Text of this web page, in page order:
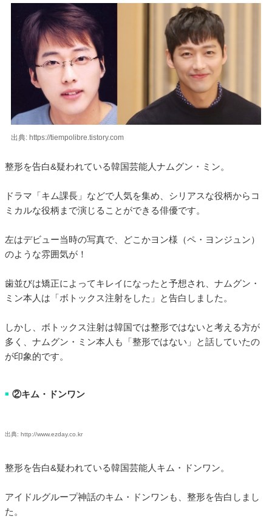
出典: https://tiempolibre.tistory.com
整形を告白&疑われている韓国芸能人ナムグン・ミン。
ドラマ「キム課長」などで人気を集め、シリアスな役柄からコ
ミカルな役柄まで演じることができる俳優です。
左はデビュー当時の写真で、どこかヨン様（ペ・ヨンジュン）
のような雰囲気が！
歯並びは矯正によってキレイになったと予想され、ナムグン・
ミン本人は「ボトックス注射をした」と告白しました。
しかし、ボトックス注射は韓国では整形ではないと考える方が
多く、ナムグン・ミン本人も「整形ではない」と話していたの
が印象的です。
■ ②キム・ドンワン
出典: http://www.ezday.co.kr
整形を告白&疑われている韓国芸能人キム・ドンワン。
アイドルグループ神話のキム・ドンワンも、整形を告白しまし
た。